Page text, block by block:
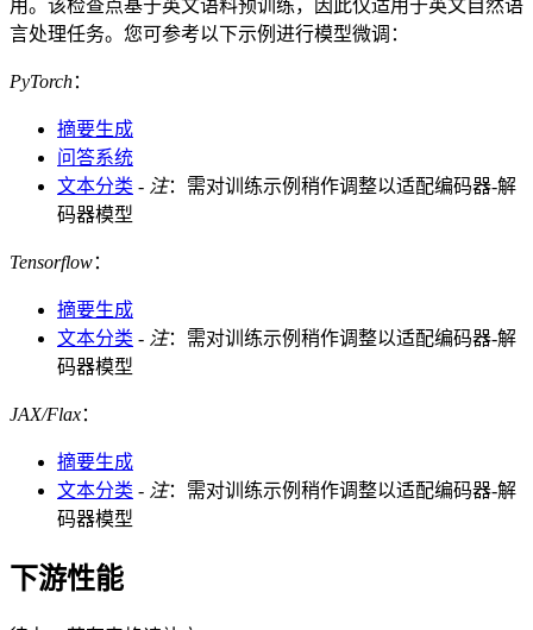
用。该检查点基于英文语料预训练，因此仅适用于英文自然语
言处理任务。您可参考以下示例进行模型微调：
PyTorch：
摘要生成
问答系统
文本分类 - 注：需对训练示例稍作调整以适配编码器-解
码器模型
Tensorflow：
摘要生成
文本分类 - 注：需对训练示例稍作调整以适配编码器-解
码器模型
JAX/Flax：
摘要生成
文本分类 - 注：需对训练示例稍作调整以适配编码器-解
码器模型
下游性能